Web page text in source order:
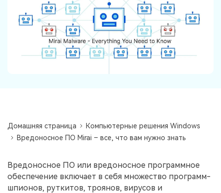
Информационный центр
НАЙТИ БОЛЬШЕ РЕШЕНИЙ
Домашняя страница
Компьютерные решения Windows
Вредоносное ПО Mirai – все, что вам нужно знать
Вредоносное ПО или вредоносное программное
обеспечение включает в себя множество программ-
шпионов, руткитов, троянов, вирусов и